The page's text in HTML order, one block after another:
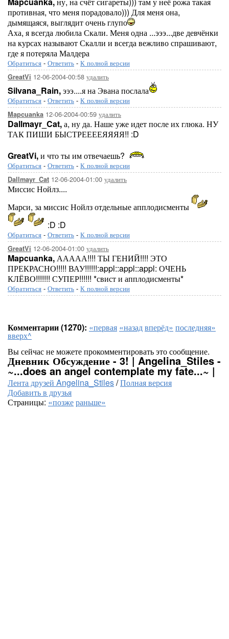
противная, что меня порадовало))) Для меня она,
дымящаяся, выглядит очень глупо
Аха, я всегда любила Скали. Меня одна ...эээ...две девчёнки
на курсах называют Скалли и всегда вежливо спрашивают,
где я потеряла Малдера
Обратиться - Ответить - К полной версии
GreatVi 12-06-2004-00:58 удалить
Silvana_Rain,эээ....я на Эвана послала
Обратиться - Ответить - К полной версии
Mapcuanka 12-06-2004-00:59 удалить
Dallmayr_Cat,а, ну да. Наше уже идет после их глюка. НУ
ТАК ПИШИ БЫСТРЕЕЕЕЯЯЯЯ!! :D
GreatVi,и что ты им отвечаешь?
Обратиться - Ответить - К полной версии
Dallmayr_Cat 12-06-2004-01:00 удалить
Миссис Нойлз....
Марси, за миссис Нойлз отдельные апплодисменты
:D :D
Обратиться - Ответить - К полной версии
GreatVi 12-06-2004-01:00 удалить
Mapcuanka,ААААА!!!! ТЫ ГЕНИЙ!!!! ЭТО
ПРЕКРАСНО!!!!! ВАУ!!!!!!:appl::appl::appl: ОЧЕНЬ
КЛЁВО!!!!!!! СУПЕР!!!!!! *свист и апплодисменты*
Обратиться - Ответить - К полной версии
Комментарии (1270): «первая «назадвперёд» последняя»
вверх^
Вы сейчас не можете прокомментировать это сообщение.
Дневник Обсуждение - 3! | Angelina_Stiles -
~...does an angel contemplate my fate...~ |
Лента друзей Angelina_Stiles/Полная версия
Добавить в друзья
Страницы: «позжераньше»